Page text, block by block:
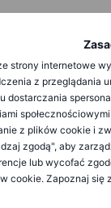
strony internetowe
z przeglądania
dostarczania
z plików cookie i
zgodą", aby
lub wycofać
cookie. Zapoznaj się